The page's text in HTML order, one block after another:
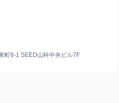
町8-1 SEED山科中央ビル7F